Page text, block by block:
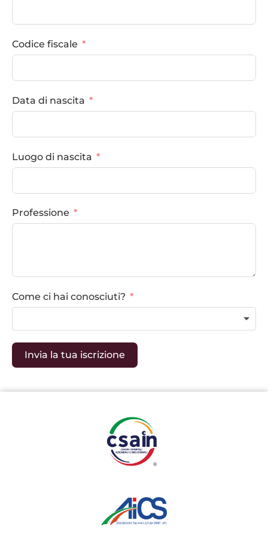
Codice fiscale
Data di nascita
Luogo di nascita
Professione
Come ci hai conosciuti?
Invia la tua iscrizione